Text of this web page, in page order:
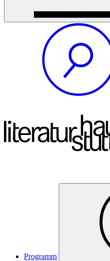
Programm